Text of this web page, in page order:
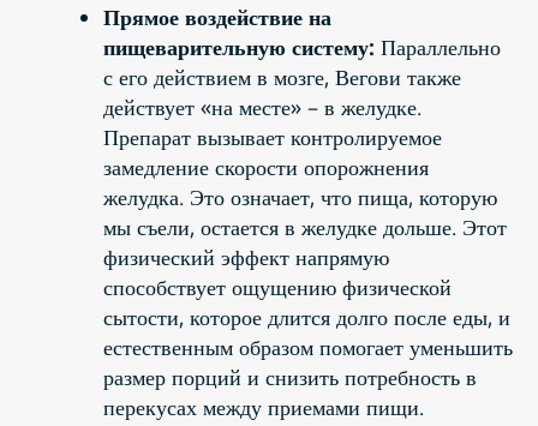
Прямое воздействие на
пищеварительную систему: Параллельно
с его действием в мозге, Вегови также
действует «на месте» – в желудке.
Препарат вызывает контролируемое
замедление скорости опорожнения
желудка. Это означает, что пища, которую
мы съели, остается в желудке дольше. Этот
физический эффект напрямую
способствует ощущению физической
сытости, которое длится долго после еды, и
естественным образом помогает уменьшить
размер порций и снизить потребность в
перекусах между приемами пищи.